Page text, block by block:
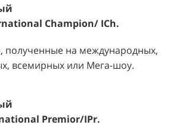
Champion/ ICh.
полученные на международных,
всемирных или Мега-шоу.
Premior/IPr.